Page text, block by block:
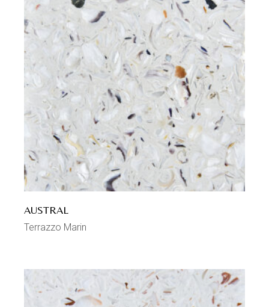
AUSTRAL
Terrazzo Marin